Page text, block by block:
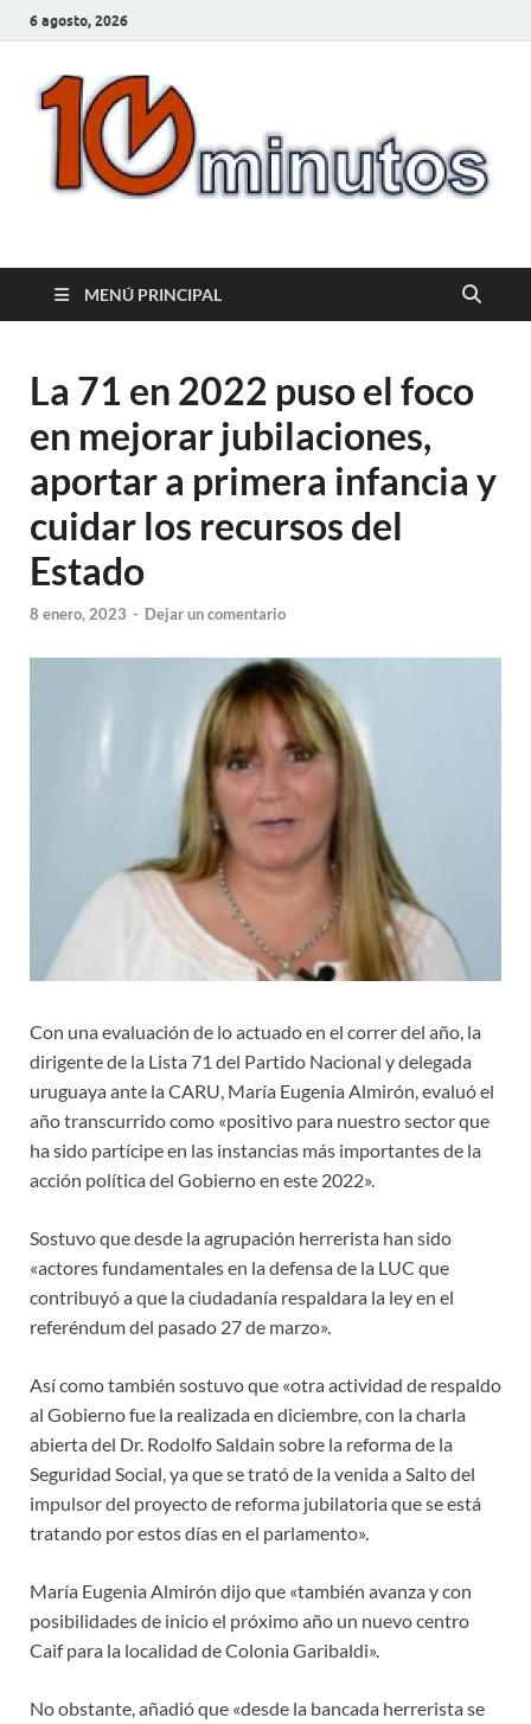
6 agosto, 2026
10minutos.com.uy
MENÚ PRINCIPAL
La 71 en 2022 puso el foco
en mejorar jubilaciones,
aportar a primera infancia y
cuidar los recursos del
Estado
8 enero, 2023 - Dejar un comentario
Con una evaluación de lo actuado en el correr del año, la
dirigente de la Lista 71 del Partido Nacional y delegada
uruguaya ante la CARU, María Eugenia Almirón, evaluó el
año transcurrido como «positivo para nuestro sector que
ha sido partícipe en las instancias más importantes de la
acción política del Gobierno en este 2022».
Sostuvo que desde la agrupación herrerista han sido
«actores fundamentales en la defensa de la LUC que
contribuyó a que la ciudadanía respaldara la ley en el
referéndum del pasado 27 de marzo».
Así como también sostuvo que «otra actividad de respaldo
al Gobierno fue la realizada en diciembre, con la charla
abierta del Dr. Rodolfo Saldain sobre la reforma de la
Seguridad Social, ya que se trató de la venida a Salto del
impulsor del proyecto de reforma jubilatoria que se está
tratando por estos días en el parlamento».
María Eugenia Almirón dijo que «también avanza y con
posibilidades de inicio el próximo año un nuevo centro
Caif para la localidad de Colonia Garibaldi».
No obstante, añadió que «desde la bancada herrerista se